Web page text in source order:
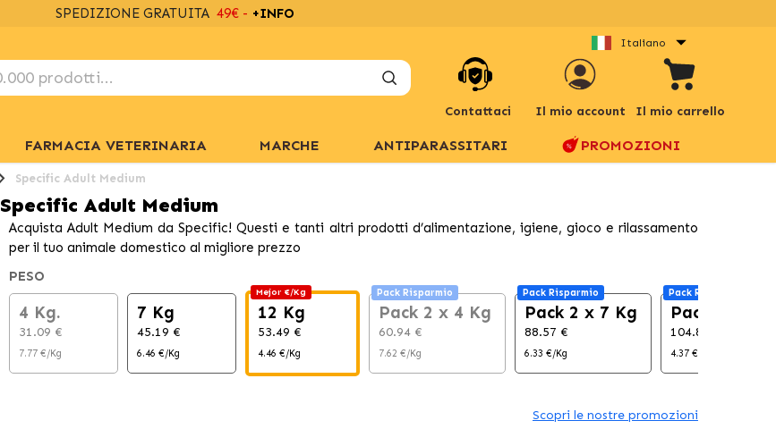
SPEDIZIONE GRATUITA 49€ - +INFO
Italiano
Contattaci Il mio account Il mio carrello
FARMACIA VETERINARIA MARCHE ANTIPARASSITARI PROMOZIONI
Specific Adult Medium
Specific Adult Medium
Acquista Adult Medium da Specific! Questi e tanti altri prodotti d’alimentazione, igiene, gioco e rilassamento
per il tuo animale domestico al migliore prezzo
PESO
4 Kg.
31.09 €
7.77 €/Kg
7 Kg
45.19 €
6.46 €/Kg
Mejor €/Kg
12 Kg
53.49 €
4.46 €/Kg
Pack Risparmio
Pack 2 x 4 Kg
60.94 €
7.62 €/Kg
Pack Risparmio
Pack 2 x 7 Kg
88.57 €
6.33 €/Kg
Pack Risparmio
Pack 2 x 12
104.84 €
4.37 €/Kg
Scopri le nostre promozioni